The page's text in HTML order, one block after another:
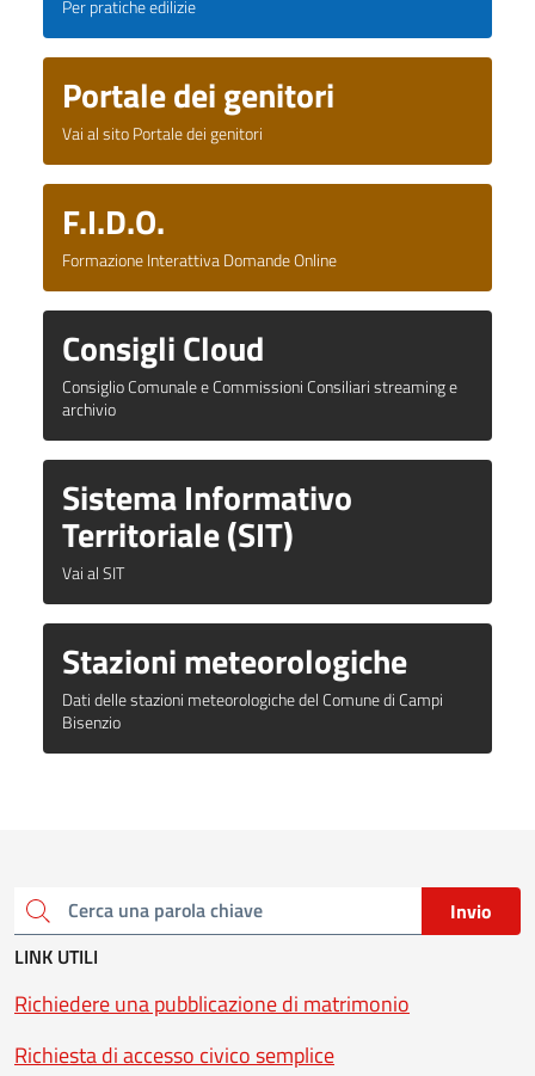
Per pratiche edilizie
Portale dei genitori
Vai al sito Portale dei genitori
F.I.D.O.
Formazione Interattiva Domande Online
Consigli Cloud
Consiglio Comunale e Commissioni Consiliari streaming e
archivio
Sistema Informativo
Territoriale (SIT)
Vai al SIT
Stazioni meteorologiche
Dati delle stazioni meteorologiche del Comune di Campi
Bisenzio
Cerca una parola chiave
Invio
LINK UTILI
Richiedere una pubblicazione di matrimonio
Richiesta di accesso civico semplice